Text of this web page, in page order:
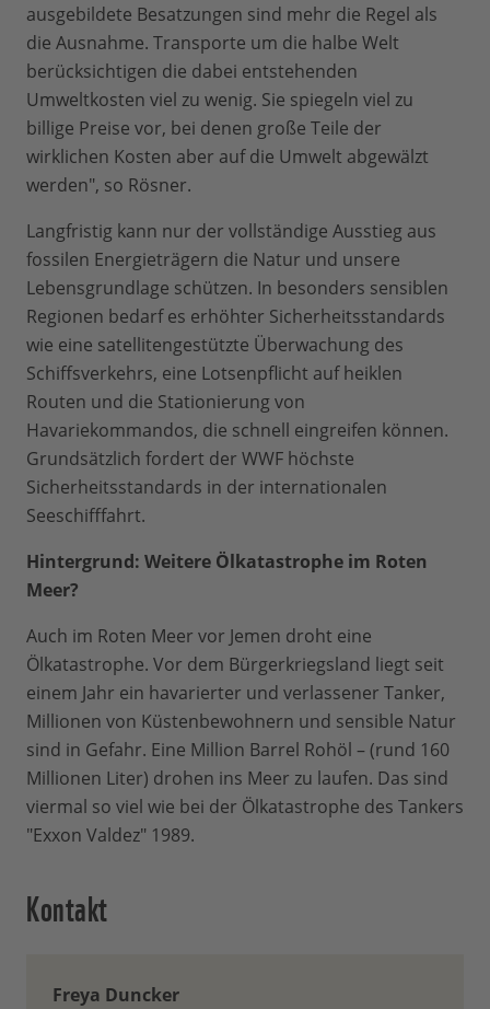
ausgebildete Besatzungen sind mehr die Regel als
die Ausnahme. Transporte um die halbe Welt
berücksichtigen die dabei entstehenden
Umweltkosten viel zu wenig. Sie spiegeln viel zu
billige Preise vor, bei denen große Teile der
wirklichen Kosten aber auf die Umwelt abgewälzt
werden", so Rösner.
Langfristig kann nur der vollständige Ausstieg aus
fossilen Energieträgern die Natur und unsere
Lebensgrundlage schützen. In besonders sensiblen
Regionen bedarf es erhöhter Sicherheitsstandards
wie eine satellitengestützte Überwachung des
Schiffsverkehrs, eine Lotsenpflicht auf heiklen
Routen und die Stationierung von
Havariekommandos, die schnell eingreifen können.
Grundsätzlich fordert der WWF höchste
Sicherheitsstandards in der internationalen
Seeschifffahrt.
Hintergrund: Weitere Ölkatastrophe im Roten
Meer?
Auch im Roten Meer vor Jemen droht eine
Ölkatastrophe. Vor dem Bürgerkriegsland liegt seit
einem Jahr ein havarierter und verlassener Tanker,
Millionen von Küstenbewohnern und sensible Natur
sind in Gefahr. Eine Million Barrel Rohöl – (rund 160
Millionen Liter) drohen ins Meer zu laufen. Das sind
viermal so viel wie bei der Ölkatastrophe des Tankers
"Exxon Valdez" 1989.
Kontakt
Freya Duncker